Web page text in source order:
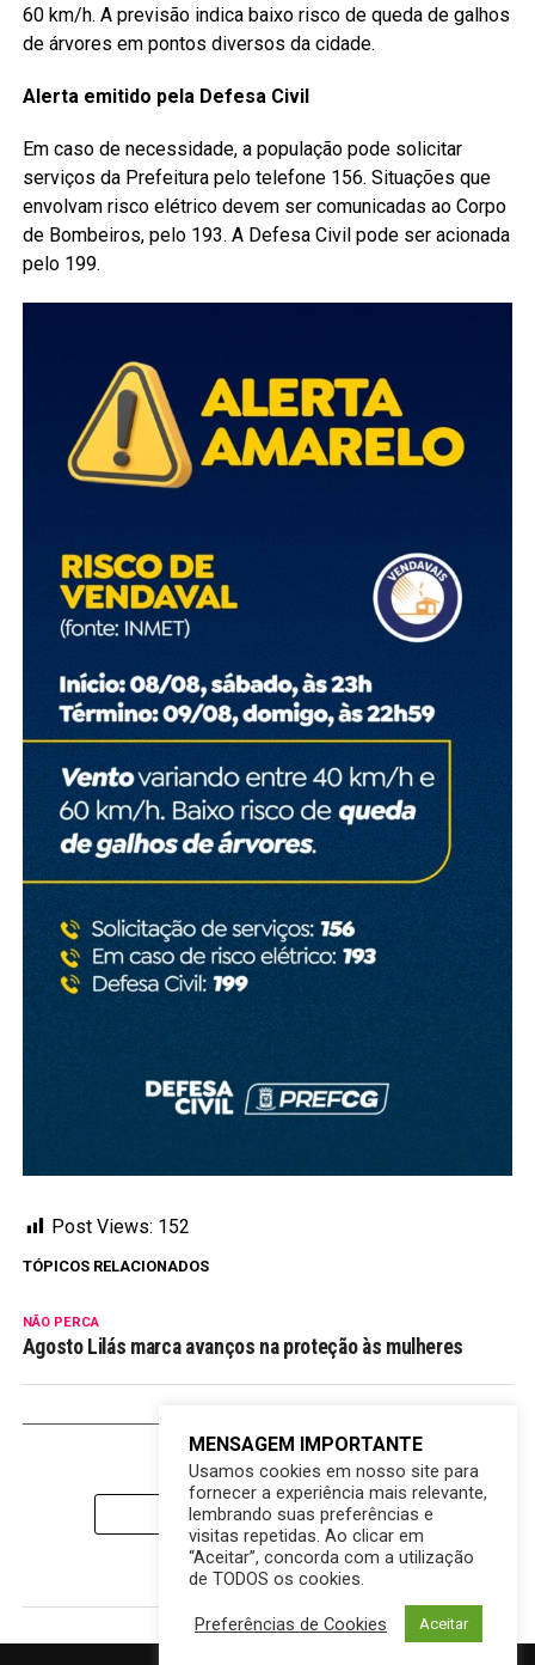
60 km/h. A previsão indica baixo risco de queda de galhos
de árvores em pontos diversos da cidade.
Alerta emitido pela Defesa Civil
Em caso de necessidade, a população pode solicitar
serviços da Prefeitura pelo telefone 156. Situações que
envolvam risco elétrico devem ser comunicadas ao Corpo
de Bombeiros, pelo 193. A Defesa Civil pode ser acionada
pelo 199.
Post Views: 152
TÓPICOS RELACIONADOS
NÃO PERCA
Agosto Lilás marca avanços na proteção às mulheres
CLIQUE PARA COMENTAR
MENSAGEM IMPORTANTE
Usamos cookies em nosso site para
fornecer a experiência mais relevante,
lembrando suas preferências e
visitas repetidas. Ao clicar em
“Aceitar”, concorda com a utilização
de TODOS os cookies.
Preferências de Cookies Aceitar